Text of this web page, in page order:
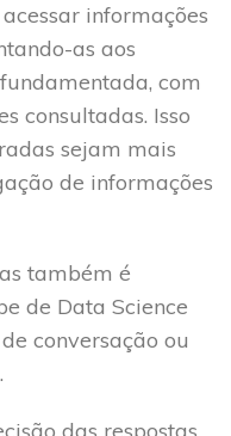
informações
as aos
com
consultadas. Isso
sejam mais
de informações
também é
de Data Science
conversação ou